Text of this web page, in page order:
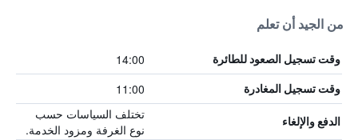
من الجيد أن تعلم
وقت تسجيل الصعود للطائرة 14:00
وقت تسجيل المغادرة 11:00
الدفع والإلغاء
تختلف السياسات حسب
نوع الغرفة ومزود الخدمة.